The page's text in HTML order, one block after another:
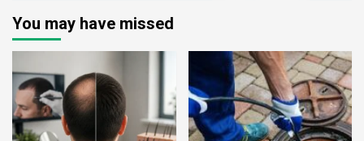
You may have missed